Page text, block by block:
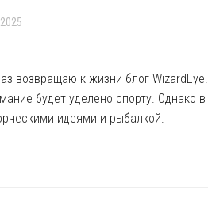
возвращаю к жизни блог WizardEye.
будет уделено спорту. Однако в
идеями и рыбалкой.